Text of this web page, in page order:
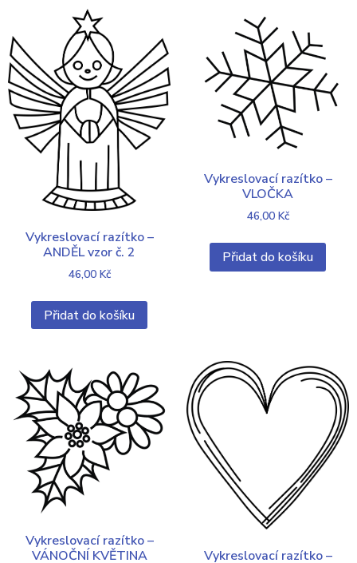
Vykreslovací razítko –
ANDĚL vzor č. 2
46,00 Kč
Přidat do košíku
Vykreslovací razítko –
VLOČKA
46,00 Kč
Přidat do košíku
Vykreslovací razítko –
VÁNOČNÍ KVĚTINA
Vykreslovací razítko –